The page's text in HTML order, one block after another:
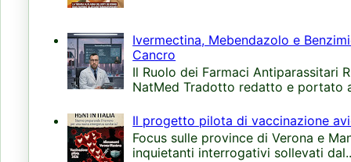
Ivermectina, Mebendazolo e
Cancro
Il Ruolo dei Farmaci Antiparassitari
NatMed Tradotto redatto e portato
Il progetto pilota di vaccinazione
Focus sulle province di Verona e
inquietanti interrogativi sollevati